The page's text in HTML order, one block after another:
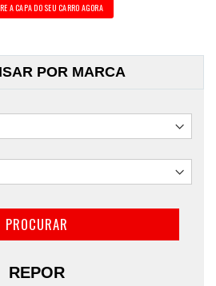
A CAPA DO SEU CARRO AGORA
POR MARCA
PROCURAR
REPOR